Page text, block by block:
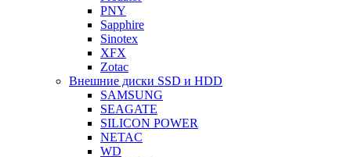
PNY
Sapphire
Sinotex
XFX
Zotac
Внешние диски SSD и HDD
SAMSUNG
SEAGATE
SILICON POWER
NETAC
WD